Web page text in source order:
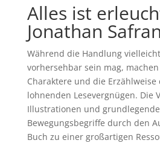
Alles ist
Jonathan
Während die Handlung
vorhersehbar sein mag,
Charaktere und die Erzählweise
lohnenden Lesevergnügen. Die
Illustrationen und
Bewegungsbegriffe durch den
Buch zu einer großartigen